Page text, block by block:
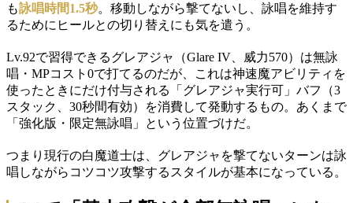
も詠唱時間1.5秒。移動しながら撃てないし、詠唱を維持す
るためにヒールとの切り替えにも気を遣う。
Lv.92で習得できるグレアジャ（Glare IV、威力570）は無詠
唱・MPコスト0で打てるのだが、これは神速魔アビリティを
使ったときにだけ付与される「グレアジャ実行可」バフ（3
スタック、30秒間有効）を消費して発動するもの。あくまで
「強化版・限定無詠唱」という位置づけだ。
つまり現行の白魔道士は、グレアジャを撃てないターンは詠
唱しながらコツコツ攻撃するスタイルが基本になっている。